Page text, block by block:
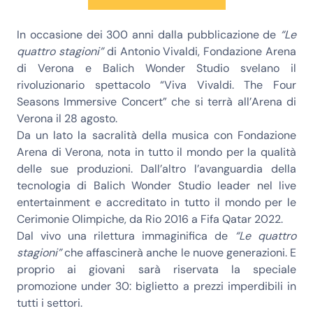
In occasione dei 300 anni dalla pubblicazione de “Le
quattro stagioni”di Antonio Vivaldi, Fondazione Arena
di Verona e Balich Wonder Studio svelano il
rivoluzionario spettacolo “Viva Vivaldi. The Four
Seasons Immersive Concert” che si terrà all’Arena di
Verona il 28 agosto.
Da un lato la sacralità della musica con Fondazione
Arena di Verona, nota in tutto il mondo per la qualità
delle sue produzioni. Dall’altro l’avanguardia della
tecnologia di Balich Wonder Studio leader nel live
entertainment e accreditato in tutto il mondo per le
Cerimonie Olimpiche, da Rio 2016 a Fifa Qatar 2022.
Dal vivo una rilettura immaginifica de “Le quattro
stagioni”che affascinerà anche le nuove generazioni. E
proprio ai giovani sarà riservata la speciale
promozione under 30: biglietto a prezzi imperdibili in
tutti i settori.